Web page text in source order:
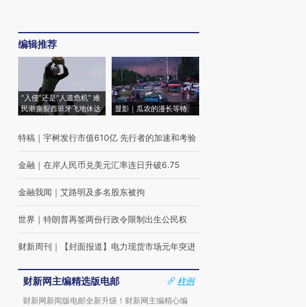
编辑推荐
“入侵”还是“人道危机” 难
民潮撕裂西班牙飞地休达
显影｜瓜农的漫长等待
特稿 ｜ 宇树发行市值610亿 先行者的加速和考验
金融 ｜ 在岸人民币兑美元汇率连日升破6.75
金融我闻 ｜ 艾路明及多名股东被拘
世界 ｜ 特朗普再签两份行政令限制出生公民权
财新周刊 ｜ 【封面报道】电力现货市场元年突进
财新网主编精选版电邮
样例
财新网新闻版电邮全新升级！财新网主编精心编